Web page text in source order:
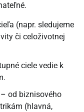
(napr. sledujeme
či celoživotnej
ciele vedie k
od biznisového
(hlavná,